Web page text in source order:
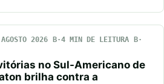
2026
4 MIN DE LEITURA
no Sul-Americano de
brilha contra a